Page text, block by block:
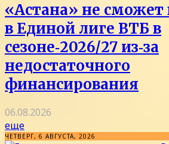
«Астана» не сможет
в Единой лиге ВТБ в
сезоне‑2026/27 из‑за
недостаточного
финансирования
06.08.2026
еще
ЧЕТВЕРГ, 6 АВГУСТА, 2026